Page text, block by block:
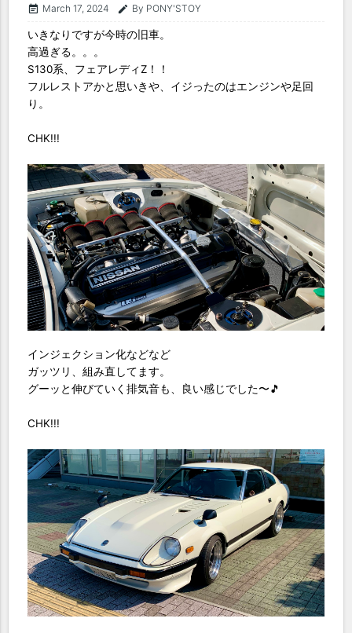
event_note March 17, 2024 edit By PONY'STOY
いきなりですが今時の旧車。
高過ぎる。。。
S130系、フェアレディZ！！
フルレストアかと思いきや、イジったのはエンジンや足回
り。
CHK!!!
インジェクション化などなど
ガッツリ、組み直してます。
グーッと伸びていく排気音も、良い感じでした〜🎵
CHK!!!